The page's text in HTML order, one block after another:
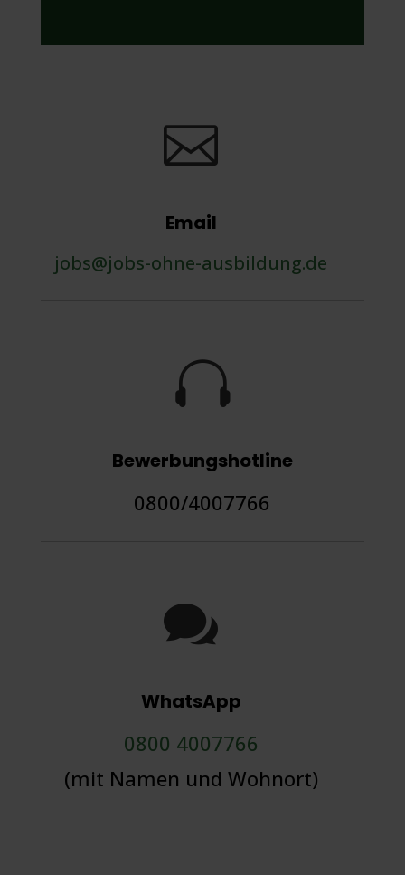

Email
jobs@jobs-ohne-ausbildung.de

Bewerbungshotline
0800/4007766

WhatsApp
0800 4007766
(mit Namen und Wohnort)